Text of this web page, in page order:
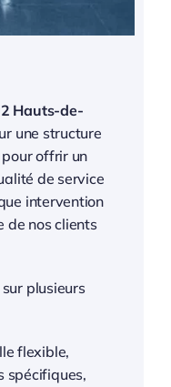
Hauts-de-
une structure
offrir un
de service
intervention
de nos clients
plusieurs
flexible,
spécifiques,